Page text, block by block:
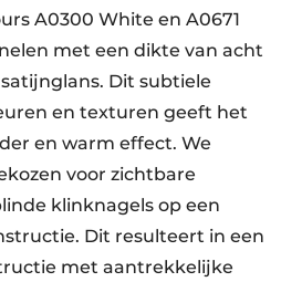
A0300 White en A0671
met een dikte van acht
Dit subtiele
en texturen geeft het
en warm effect. We
voor zichtbare
klinknagels op een
Dit resulteert in een
met aantrekkelijke